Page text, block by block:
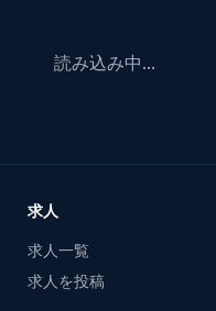
読み込み中...
求人
求人一覧
求人を投稿